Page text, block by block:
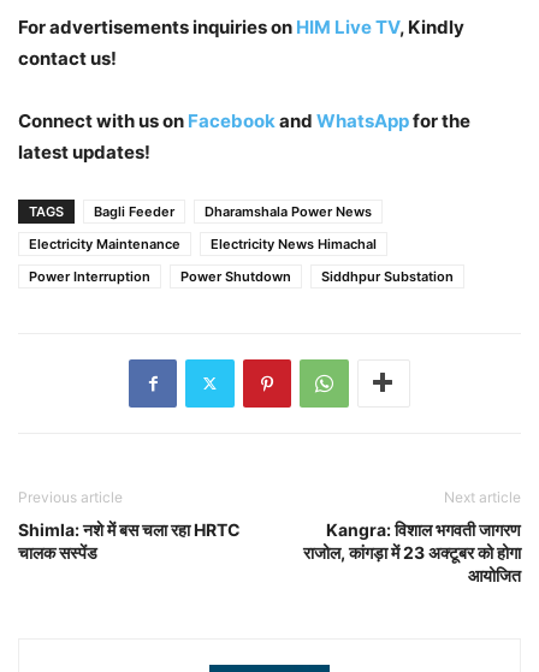
For advertisements inquirieson HIM Live TV, Kindly
contact us!
Connect with us on Facebook and WhatsAppfor the
latest updates!
TAGS Bagli Feeder
Dharamshala Power News
Electricity Maintenance
Electricity News Himachal
Power Interruption
Power Shutdown Siddhpur Substation
Previous article
Shimla: नशे में बस चला रहा HRTC
चालक सस्पेंड
Next article
Kangra: विशाल भगवती जागरण
राजोल, कांगड़ा में 23 अक्टूबर को होगा
आयोजित